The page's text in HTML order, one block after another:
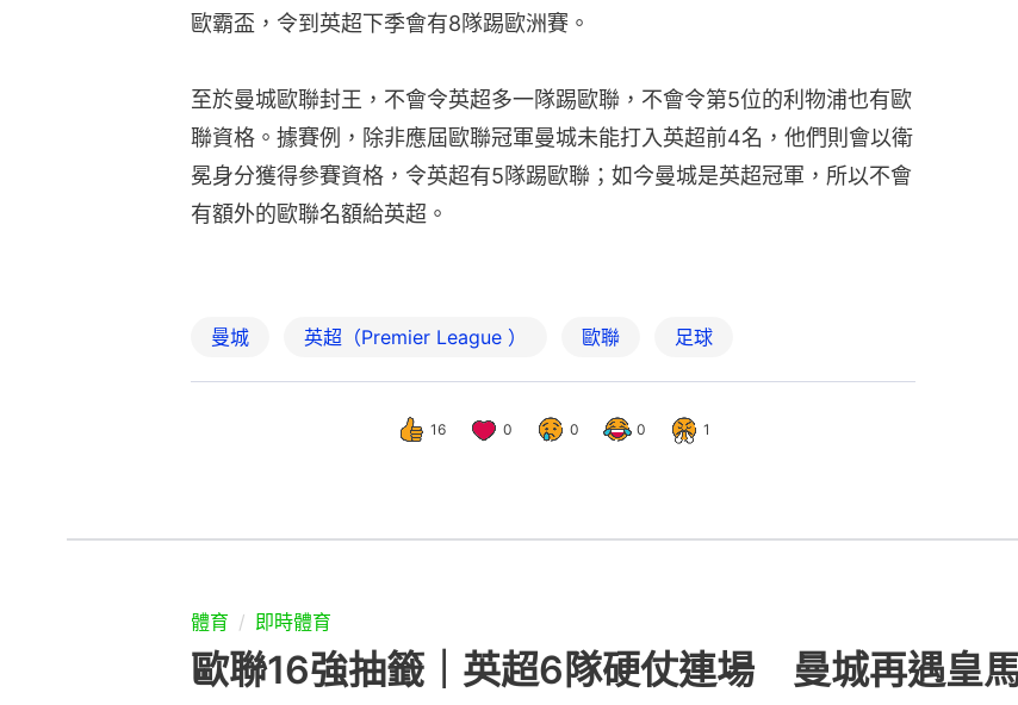
歐霸盃，令到英超下季會有8隊踢歐洲賽。
至於曼城歐聯封王，不會令英超多一隊踢歐聯，不會令第5位的利物浦也有歐
聯資格。據賽例，除非應屆歐聯冠軍曼城未能打入英超前4名，他們則會以衛
冕身分獲得參賽資格，令英超有5隊踢歐聯；如今曼城是英超冠軍，所以不會
有額外的歐聯名額給英超。
曼城 英超（Premier League ） 歐聯 足球
16 0 0 0 1
體育 即時體育
歐聯16強抽籤｜英超6隊硬仗連場 曼城再遇皇